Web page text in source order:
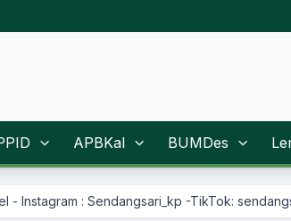
APBKal BUMDes
-TikTok: sendangsarikp